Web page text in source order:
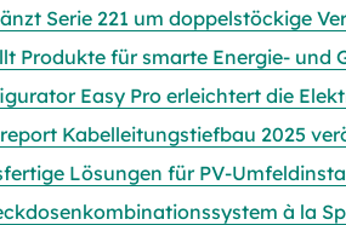
Serie 221 um doppelstöckige
Produkte für smarte Energie- und
Easy Pro erleichtert die
Kabelleitungstiefbau 2025
Lösungen für PV-
à la